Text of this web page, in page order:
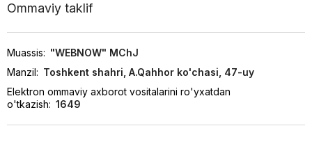
Ommaviy taklif
Muassis: "WEBNOW" MChJ
Manzil: Toshkent shahri, A.Qahhor ko'chasi, 47-uy
Elektron ommaviy axborot vositalarini ro'yxatdan
o'tkazish: 1649